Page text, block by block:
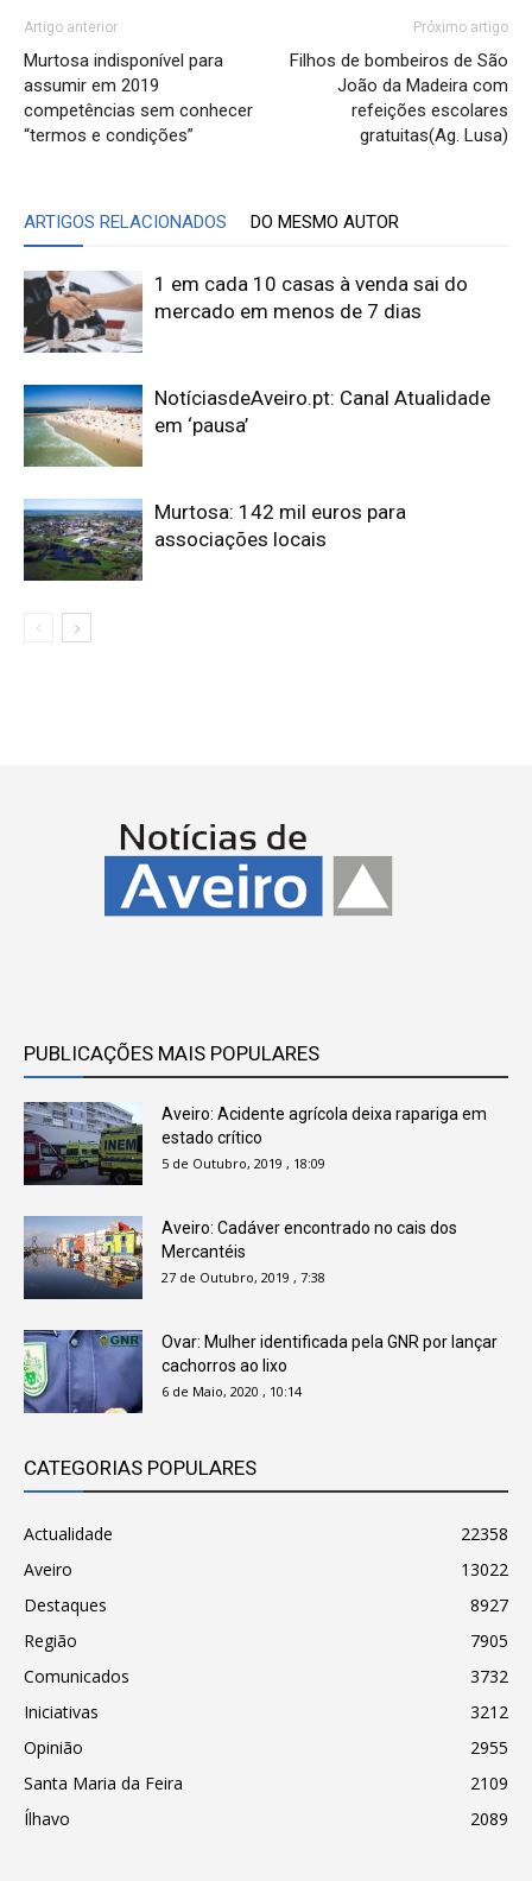
Artigo anterior
Murtosa indisponível para
assumir em 2019
competências sem conhecer
“termos e condições”
Próximo artigo
Filhos de bombeiros de São
João da Madeira com
refeições escolares
gratuitas(Ag. Lusa)
ARTIGOS RELACIONADOS DO MESMO AUTOR
1 em cada 10 casas à venda sai do
mercado em menos de 7 dias
NotíciasdeAveiro.pt: Canal Atualidade
em ‘pausa’
Murtosa: 142 mil euros para
associações locais
PUBLICAÇÕES MAIS POPULARES
Aveiro: Acidente agrícola deixa rapariga em
estado crítico
5 de Outubro, 2019 , 18:09
Aveiro: Cadáver encontrado no cais dos
Mercantéis
27 de Outubro, 2019 , 7:38
Ovar: Mulher identificada pela GNR por lançar
cachorros ao lixo
6 de Maio, 2020 , 10:14
CATEGORIAS POPULARES
Actualidade
22358
Aveiro
13022
Destaques
8927
Região
7905
Comunicados
3732
Iniciativas
3212
Opinião
2955
Santa Maria da Feira
2109
Ílhavo
2089